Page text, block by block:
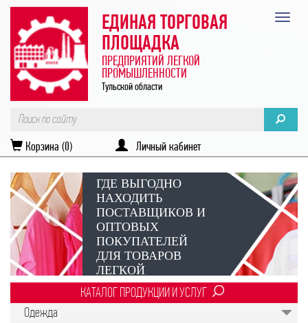
ЕДИНАЯ ТОРГОВАЯ
ПЛОЩАДКА
ПРЕДПРИЯТИЙ ЛЕГКОЙ
ПРОМЫШЛЕННОСТИ
Тульской области
Корзина (0) Личный кабинет
ГДЕ ВЫГОДНО
НАХОДИТЬ
ПОСТАВЩИКОВ И
ОПТОВЫХ
ПОКУПАТЕЛЕЙ
ДЛЯ ТОВАРОВ
ЛЕГКОЙ
ПРОМЫШЛЕННОСТИ?
Век онлайн-коммуникаций
КАТАЛОГ ПРОДУКЦИИ И УСЛУГ
Одежда